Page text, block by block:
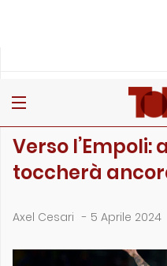
Verso
toccherà
Axel Cesari - 5 Aprile 2024